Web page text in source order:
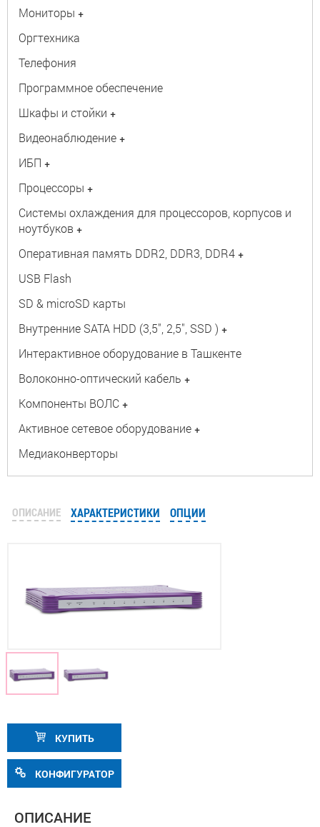
Мониторы +
Оргтехника
Телефония
Программное обеспечение
Шкафы и стойки +
Видеонаблюдение +
ИБП +
Процессоры +
Системы охлаждения для процессоров, корпусов и
ноутбуков +
Оперативная память DDR2, DDR3, DDR4 +
USB Flash
SD & microSD карты
Внутренние SATA HDD (3,5", 2,5", SSD ) +
Интерактивное оборудование в Ташкенте
Волоконно-оптический кабель +
Компоненты ВОЛС +
Активное сетевое оборудование +
Медиаконверторы
ОПИСАНИЕ ХАРАКТЕРИСТИКИ ОПЦИИ
КУПИТЬ
КОНФИГУРАТОР
ОПИСАНИЕ